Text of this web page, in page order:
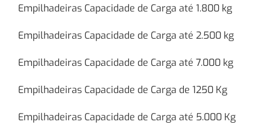
Empilhadeiras Capacidade de Carga até 1.800 kg
Empilhadeiras Capacidade de Carga até 2.500 kg
Empilhadeiras Capacidade de Carga até 7.000 kg
Empilhadeiras Capacidade de Carga de 1250 Kg
Empilhadeiras Capacidade de Carga até 5.000 Kg